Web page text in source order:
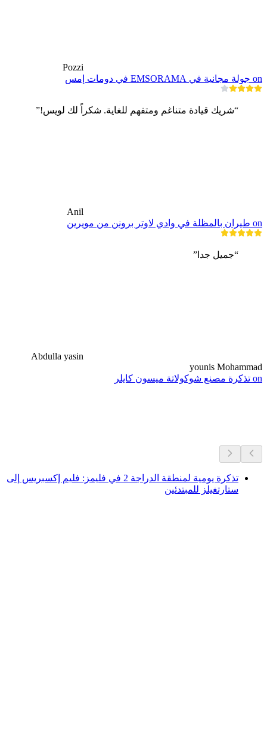
Pozzi
on جولة مجانية في EMSORAMA في دومات إمس
“شريك قيادة متناغم ومتفهم للغاية. شكراً لك لويس!”
Anil
on طيران بالمظلة في وادي لاوتر برونن من مويرين
“جميل جدا”
Abdulla yasin
younis Mohammad
on تذكرة مصنع شوكولاتة ميسون كايلر
تذكرة يومية لمنطقة الدراجة 2 في فليمز: فليم إكسبريس إلى
ستارتغيلز للمبتدئين